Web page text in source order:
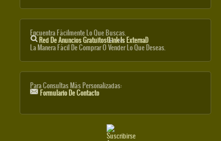
Encuentra Fácilmente Lo Que Buscas.
Red De Anuncios Gratuitos(link Is External)
La Manera Fácil De Comprar O Vender Lo Que Deseas.
Para Consultas Más Personalizadas:
Formulario De Contacto